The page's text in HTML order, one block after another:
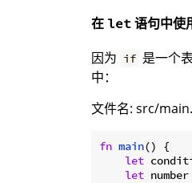
在 let 语句中使
因为 if 是一个
中：
文件名: src/
fn main() {
let
let